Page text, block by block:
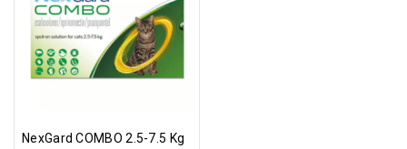
NexGard COMBO 2.5-7.5 Kg